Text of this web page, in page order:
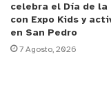
celebra el Día de la
con Expo Kids y
en San Pedro
7 Agosto, 2026